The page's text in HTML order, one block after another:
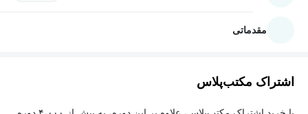
مقدماتی
اشتراک مکتب‌پلاس